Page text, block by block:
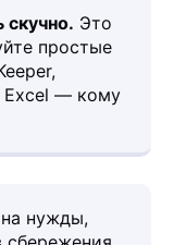
скучно. Это
простые
Excel — кому
нужды,